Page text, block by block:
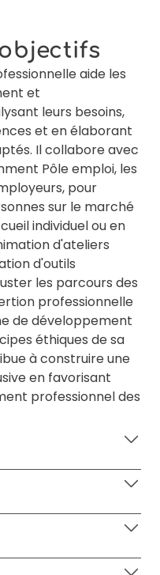
aide les
et
leurs besoins,
et en élaborant
Il collabore avec
Pôle emploi, les
pour
sur le marché
individuel ou en
d'ateliers
d'outils
les parcours des
professionnelle
de développement
éthiques de sa
à construire une
en favorisant
professionnel des